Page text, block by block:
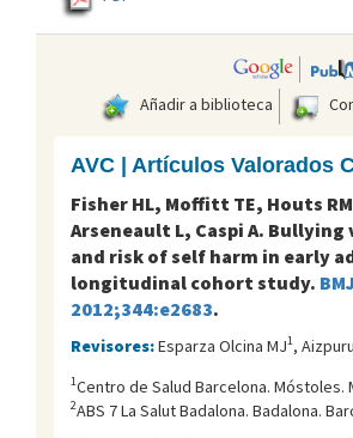
Añadir a biblioteca
AVC | Artículos Valorados
Fisher HL, Moffitt TE, Houts
Arseneault L, Caspi A.
and risk of self harm in early
longitudinal cohort study.
2012;344:e2683.
Revisores:Esparza Olcina MJ1,
1Centro de Salud Barcelona. Móstoles.
2ABS 7 La Salut Badalona. Badalona.